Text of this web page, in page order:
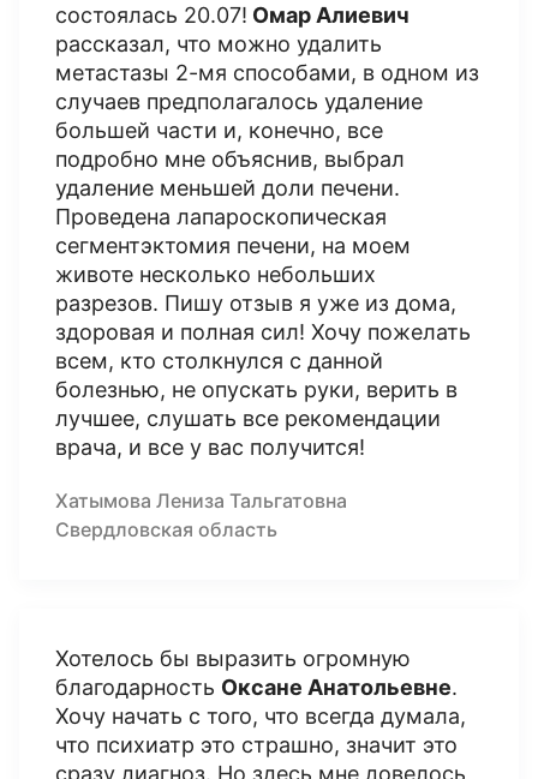
состоялась 20.07! Омар Алиевич
рассказал, что можно удалить
метастазы 2-мя способами, в одном из
случаев предполагалось удаление
большей части и, конечно, все
подробно мне объяснив, выбрал
удаление меньшей доли печени.
Проведена лапароскопическая
сегментэктомия печени, на моем
животе несколько небольших
разрезов. Пишу отзыв я уже из дома,
здоровая и полная сил! Хочу пожелать
всем, кто столкнулся с данной
болезнью, не опускать руки, верить в
лучшее, слушать все рекомендации
врача, и все у вас получится!
Хатымова Лениза Тальгатовна
Свердловская область
Хотелось бы выразить огромную
благодарность Оксане Анатольевне.
Хочу начать с того, что всегда думала,
что психиатр это страшно, значит это
сразу диагноз. Но здесь мне довелось